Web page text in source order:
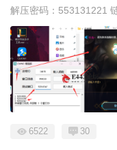
解压密码：553131221
6522 30